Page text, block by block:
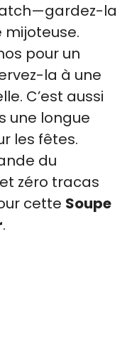
la
mijoteuse.
pour un
la à une
C’est aussi
une longue
les fêtes.
du
zéro tracas
cette Soupe
.